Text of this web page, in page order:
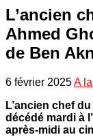
L’ancien
Ahmed
de Ben
6 février 2025A
L’ancien chef
décédé mardi à
après-midi au